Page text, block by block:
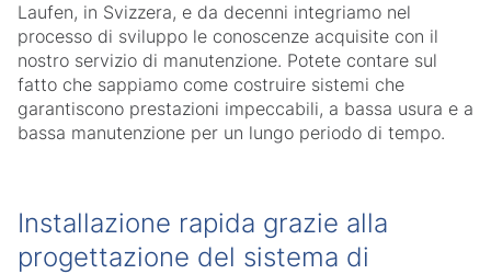
Laufen, in Svizzera, e da decenni integriamo nel
processo di sviluppo le conoscenze acquisite con il
nostro servizio di manutenzione. Potete contare sul
fatto che sappiamo come costruire sistemi che
garantiscono prestazioni impeccabili, a bassa usura e a
bassa manutenzione per un lungo periodo di tempo.
Installazione rapida grazie alla
progettazione del sistema di